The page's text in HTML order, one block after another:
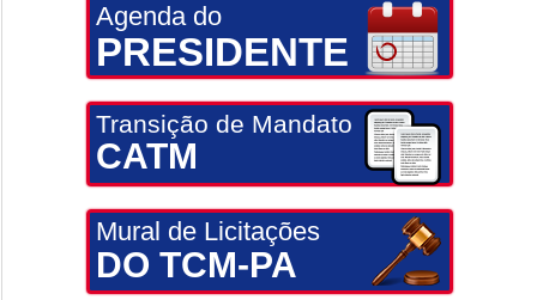
Agenda do
PRESIDENTE
Transição de Mandato
CATM
Mural de Licitações
DO TCM-PA